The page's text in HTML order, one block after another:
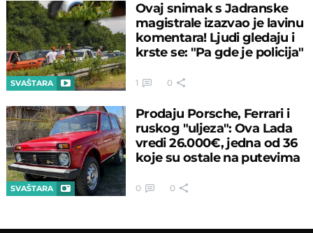
SVAŠTARA
Ovaj snimak s Jadranske
magistrale izazvao je lavinu
komentara! Ljudi gledaju i
krste se: "Pa gde je policija"
1 0
SVAŠTARA
Prodaju Porsche, Ferrari i
ruskog "uljeza": Ova Lada
vredi 26.000€, jedna od 36
koje su ostale na putevima
0 0